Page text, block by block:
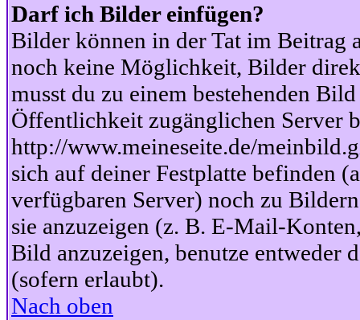
Darf ich Bilder einfügen?
Bilder können in der Tat im Beitrag
noch keine Möglichkeit, Bilder
musst du zu einem bestehenden
Öffentlichkeit zugänglichen Server
http://www.meineseite.de/
sich auf deiner Festplatte befinden
verfügbaren Server) noch zu
sie anzuzeigen (z. B. E-Mail-
Bild anzuzeigen, benutze
(sofern erlaubt).
Nach oben